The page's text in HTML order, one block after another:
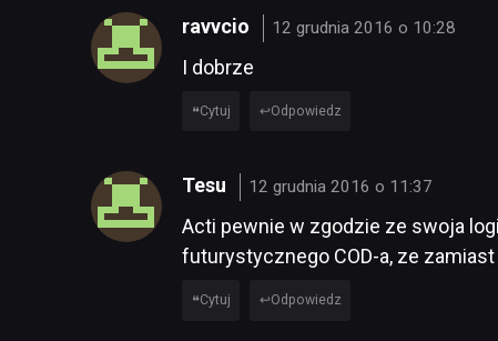
ravvcio 12 grudnia 2016 o 10:28
I dobrze
Cytuj Odpowiedz
Tesu 12 grudnia 2016 o 11:37
Acti pewnie w zgodzie ze swoja
futurystycznego COD-a, ze
Cytuj Odpowiedz